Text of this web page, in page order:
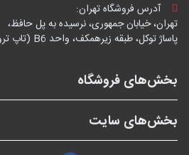
آدرس فروشگاه تهران:
تهران، خیابان جمهوری، نرسیده به پل حافظ،
پاساژ توکل، طبقه زیرهمکف، واحد B6 (تاپ ترونیک)
بخش‌های فروشگاه
بخش‌های سایت